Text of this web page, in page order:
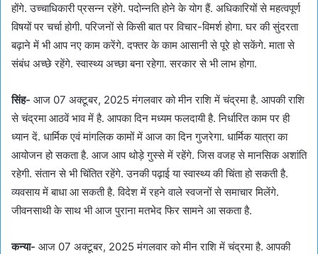
होंगे. उच्चाधिकारी प्रसन्न रहेंगे. पदोन्नति होने के योग हैं. अधिकारियों से महत्वपूर्ण
विषयों पर चर्चा होगी. परिजनों से किसी बात पर विचार-विमर्श होगा. घर की सुंदरता
बढ़ाने में भी आप नए काम करेंगे. दफ्तर के काम आसानी से पूरे हो सकेंगे. माता से
संबंध अच्छे रहेंगे. स्वास्थ्य अच्छा बना रहेगा. सरकार से भी लाभ होगा.
सिंह- आज 07 अक्टूबर, 2025 मंगलवार को मीन राशि में चंद्रमा है. आपकी राशि
से चंद्रमा आठवें भाव में है. आपका दिन मध्यम फलदायी है. निर्धारित काम पर ही
ध्यान दें. धार्मिक एवं मांगलिक कामों में आज का दिन गुजरेगा. धार्मिक यात्रा का
आयोजन हो सकता है. आज आप थोड़े गुस्से में रहेंगे. जिस वजह से मानसिक अशांति
रहेगी. संतान से भी चिंतित रहेंगे. उनकी पढ़ाई या स्वास्थ्य की चिंता हो सकती है.
व्यवसाय में बाधा आ सकती है. विदेश में रहने वाले स्वजनों से समाचार मिलेंगे.
जीवनसाथी के साथ भी आज पुराना मतभेद फिर सामने आ सकता है.
कन्या- आज 07 अक्टूबर, 2025 मंगलवार को मीन राशि में चंद्रमा है. आपकी